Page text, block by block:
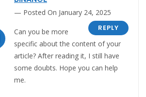
Posted On January 24, 2025
REPLY
Can you be more
specific about the content of your
article? After reading it, I still have
some doubts. Hope you can help
me.